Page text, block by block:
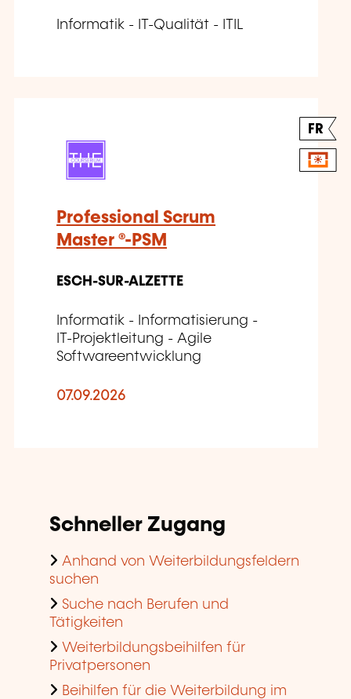
Informatik - IT-Qualität - ITIL
FR
Professional Scrum
Master ®-PSM
ESCH-SUR-ALZETTE
Informatik - Informatisierung -
IT-Projektleitung - Agile
Softwareentwicklung
07.09.2026
Schneller Zugang
Anhand von Weiterbildungsfeldern
suchen
Suche nach Berufen und
Tätigkeiten
Weiterbildungsbeihilfen für
Privatpersonen
Beihilfen für die Weiterbildung im